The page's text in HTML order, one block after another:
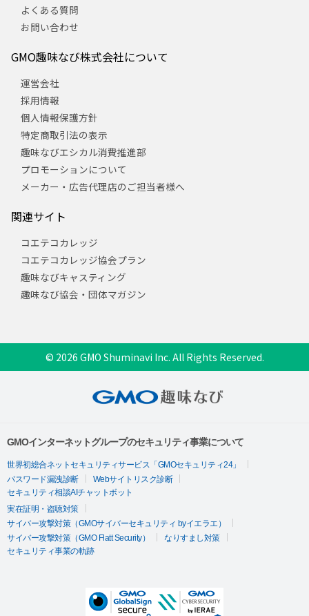
よくある質問
お問い合わせ
GMO趣味なび株式会社について
運営会社
採用情報
個人情報保護方針
特定商取引法の表示
趣味なびエシカル消費推進部
プロモーションについて
メーカー・広告代理店のご担当者様へ
関連サイト
コエテコカレッジ
コエテコカレッジ協会プラン
趣味なびキャスティング
趣味なび協会・団体マガジン
© 2026 GMO Shuminavi Inc. All Rights Reserved.